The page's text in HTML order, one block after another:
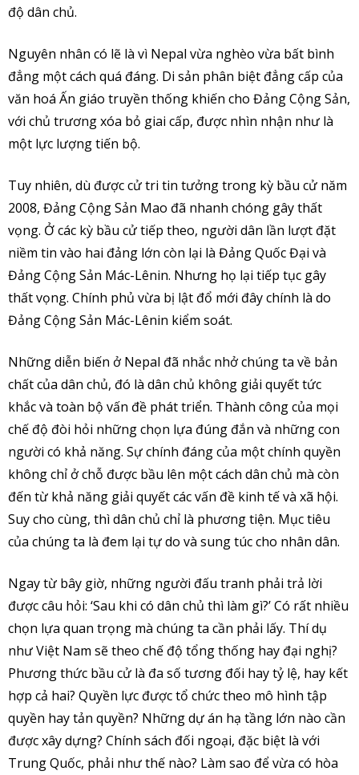
độ dân chủ.
Nguyên nhân có lẽ là vì Nepal vừa nghèo vừa bất bình
đẳng một cách quá đáng. Di sản phân biệt đẳng cấp của
văn hoá Ấn giáo truyền thống khiến cho Đảng Cộng Sản,
với chủ trương xóa bỏ giai cấp, được nhìn nhận như là
một lực lượng tiến bộ.
Tuy nhiên, dù được cử tri tin tưởng trong kỳ bầu cử năm
2008, Đảng Cộng Sản Mao đã nhanh chóng gây thất
vọng. Ở các kỳ bầu cử tiếp theo, người dân lần lượt đặt
niềm tin vào hai đảng lớn còn lại là Đảng Quốc Đại và
Đảng Cộng Sản Mác-Lênin. Nhưng họ lại tiếp tục gây
thất vọng. Chính phủ vừa bị lật đổ mới đây chính là do
Đảng Cộng Sản Mác-Lênin kiểm soát.
Những diễn biến ở Nepal đã nhắc nhở chúng ta về bản
chất của dân chủ, đó là dân chủ không giải quyết tức
khắc và toàn bộ vấn đề phát triển. Thành công của mọi
chế độ đòi hỏi những chọn lựa đúng đắn và những con
người có khả năng. Sự chính đáng của một chính quyền
không chỉ ở chỗ được bầu lên một cách dân chủ mà còn
đến từ khả năng giải quyết các vấn đề kinh tế và xã hội.
Suy cho cùng, thì dân chủ chỉ là phương tiện. Mục tiêu
của chúng ta là đem lại tự do và sung túc cho nhân dân.
Ngay từ bây giờ, những người đấu tranh phải trả lời
được câu hỏi: ‘Sau khi có dân chủ thì làm gì?’ Có rất nhiều
chọn lựa quan trọng mà chúng ta cần phải lấy. Thí dụ
như Việt Nam sẽ theo chế độ tổng thống hay đại nghị?
Phương thức bầu cử là đa số tương đối hay tỷ lệ, hay kết
hợp cả hai? Quyền lực được tổ chức theo mô hình tập
quyền hay tản quyền? Những dự án hạ tầng lớn nào cần
được xây dựng? Chính sách đối ngoại, đặc biệt là với
Trung Quốc, phải như thế nào? Làm sao để vừa có hòa